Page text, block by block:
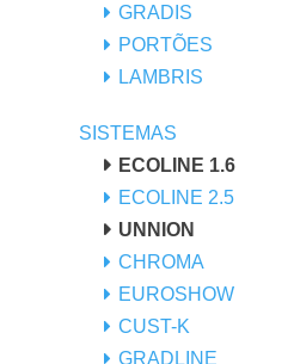
GRADIS
PORTÕES
LAMBRIS
SISTEMAS
ECOLINE 1.6
ECOLINE 2.5
UNNION
CHROMA
EUROSHOW
CUST-K
GRADLINE